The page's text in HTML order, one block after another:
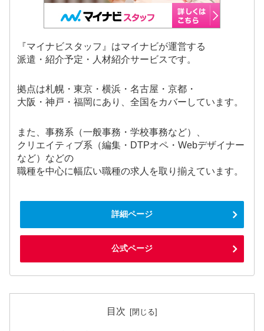
『マイナビスタッフ』はマイナビが運営する
派遣・紹介予定・人材紹介サービスです。
拠点は札幌・東京・横浜・名古屋・京都・
大阪・神戸・福岡にあり、全国をカバーしています。
また、事務系（一般事務・学校事務など）、
クリエイティブ系（編集・DTPオペ・Webデザイナー
など）などの
職種を中心に幅広い職種の求人を取り揃えています。
詳細ページ
公式ページ
目次